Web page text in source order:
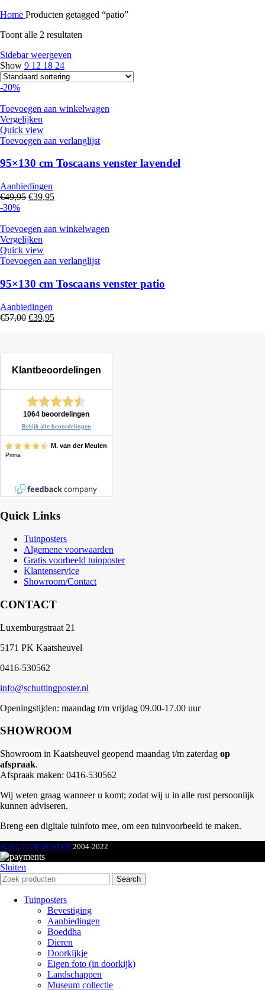
Home Producten getagged “patio”
Toont alle 2 resultaten
Sidebar weergeven
Show 9 12 18 24
-20%
Toevoegen aan winkelwagen
Vergelijken
Quick view
Toevoegen aan verlanglijst
95×130 cm Toscaans venster lavendel
Aanbiedingen
€49,95 Oorspronkelijke
€49,95.
€39,95Huidige
€39,95.
-30%
Toevoegen aan winkelwagen
Vergelijken
Quick view
Toevoegen aan verlanglijst
95×130 cm Toscaans venster patio
Aanbiedingen
€57,00 Oorspronkelijke
€39,95Huidige
Quick Links
Tuinposters
Algemene voorwaarden
Gratis voorbeeld tuinposter
Klantenservice
Showroom/Contact
CONTACT
Luxemburgstraat 21
5171 PK Kaatsheuvel
0416-530562
info@schuttingposter.nl
Openingstijden: maandag t/m vrijdag 09.00-17.00 uur
SHOWROOM
Showroom in Kaatsheuvel geopend maandag t/m zaterdag op
afspraak.
Afspraak maken: 0416-530562
Wij weten graag wanneer u komt; zodat wij u in alle rust persoonlijk
kunnen adviseren.
Breng een digitale tuinfoto mee, om een tuinvoorbeeld te maken.
SCHUTTINGPOSTER 2004-2022
Sluiten
Search
Tuinposters
Bevestiging
Aanbiedingen
Boeddha
Dieren
Doorkijkje
Eigen foto (in doorkijk)
Landschappen
Museum collectie